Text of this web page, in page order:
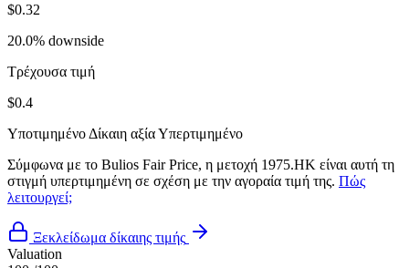
$0.32
20.0% downside
Τρέχουσα τιμή
$0.4
Υποτιμημένο Δίκαιη αξίαΥπερτιμημένο
Σύμφωνα με το Bulios Fair Price, η μετοχή 1975.HK είναι αυτή τη
στιγμή υπερτιμημένη σε σχέση με την αγοραία τιμή της. Πώς
λειτουργεί;
Ξεκλείδωμα δίκαιης τιμής
Valuation